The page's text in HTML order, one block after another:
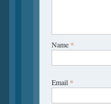
Name *
Email *